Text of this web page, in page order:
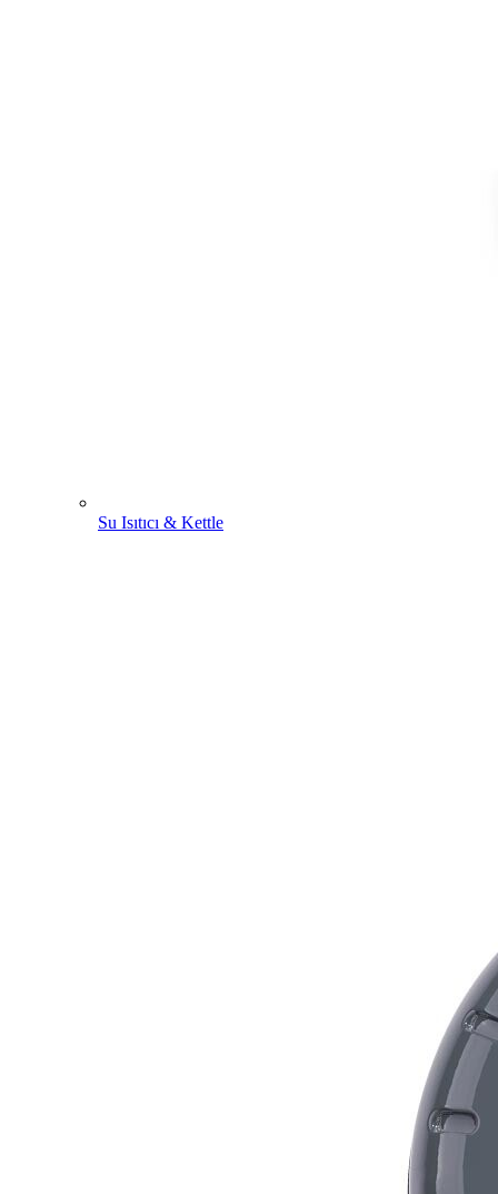
Su Isıtıcı & Kettle